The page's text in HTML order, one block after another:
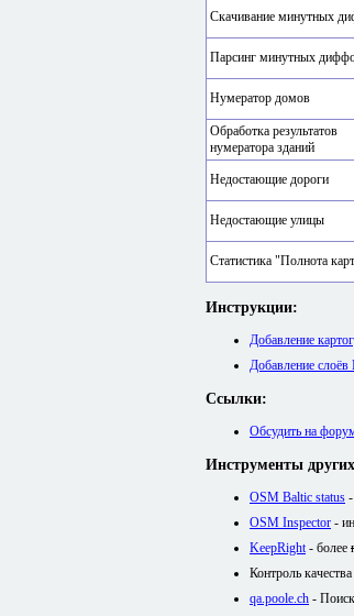
Скачивание минутных
Парсинг минутных
Нумератор домов
Обработка результатов
нумератора зданий
Недостающие дороги
Недостающие улицы
Статистика "Полнота
Инструкции:
Добавление
Добавление
Ссылки:
Обсудить на
Инструменты
OSM Baltic status
OSM Inspector -
KeepRight- более
Контроль
qa.poole.ch -